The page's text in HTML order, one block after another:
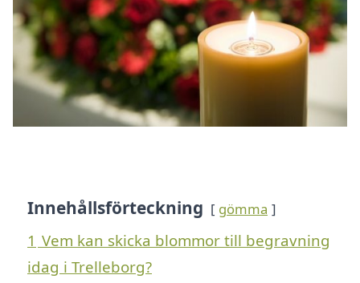
Innehållsförteckning gömma
1 Vem kan skicka blommor till begravning
idag i Trelleborg?